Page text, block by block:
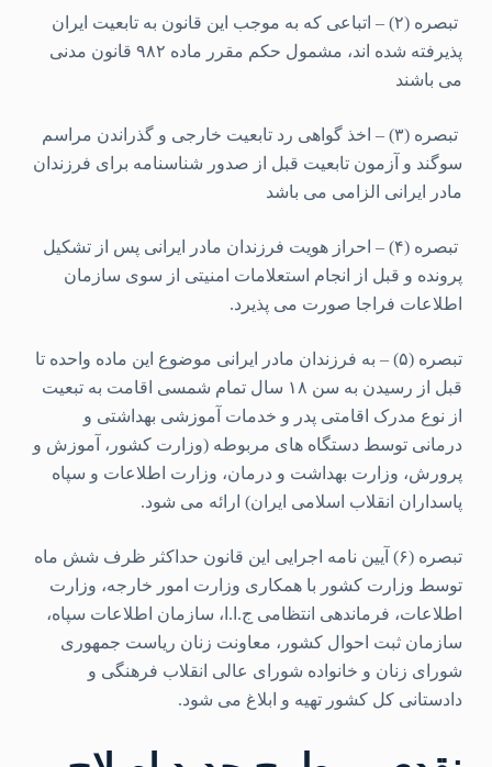
تبصره (۲) – اتباعی که به موجب این قانون به تابعیت ایران
پذیرفته شده اند، مشمول حکم مقرر ماده ۹۸۲ قانون مدنی
می باشند
تبصره (۳) – اخذ گواهی رد تابعیت خارجی و گذراندن مراسم
سوگند و آزمون تابعیت قبل از صدور شناسنامه برای فرزندان
مادر ایرانی الزامی می باشد
تبصره (۴) – احراز هویت فرزندان مادر ایرانی پس از تشکیل
پرونده و قبل از انجام استعلامات امنیتی از سوی سازمان
اطلاعات فراجا صورت می پذیرد.
تبصره (۵) – به فرزندان مادر ایرانی موضوع این ماده واحده تا
قبل از رسیدن به سن ۱۸ سال تمام شمسی اقامت به تبعیت
از نوع مدرک اقامتی پدر و خدمات آموزشی بهداشتی و
درمانی توسط دستگاه های مربوطه (وزارت کشور، آموزش و
پرورش، وزارت بهداشت و درمان، وزارت اطلاعات و سپاه
پاسداران انقلاب اسلامی ایران) ارائه می شود.
تبصره (۶) آیین نامه اجرایی این قانون حداکثر ظرف شش ماه
توسط وزارت کشور با همکاری وزارت امور خارجه، وزارت
اطلاعات، فرماندهی انتظامی ج.ا.ا، سازمان اطلاعات سپاه،
سازمان ثبت احوال کشور، معاونت زنان ریاست جمهوری
شورای زنان و خانواده شورای عالی انقلاب فرهنگی و
دادستانی کل کشور تهیه و ابلاغ می شود.